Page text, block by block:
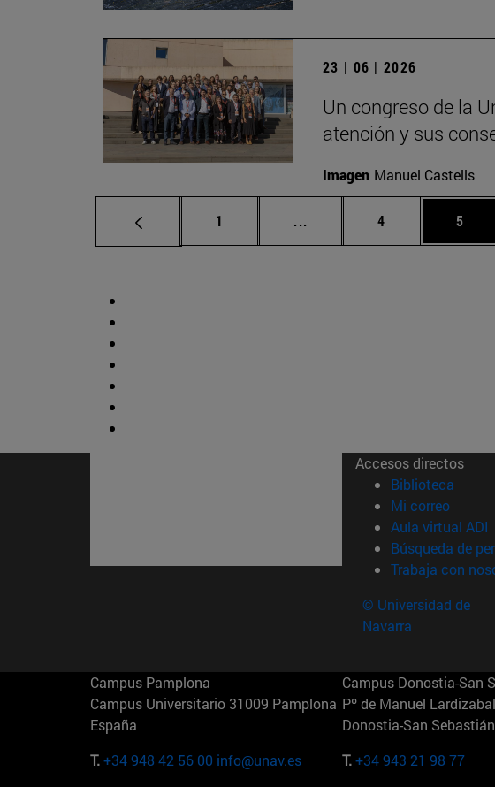
23 | 06 | 2026
Un congreso de la
atención y sus
Imagen Manuel Castells
Página
1 ... Páginas intermedias Use
Página
4 Página
5
Accesos directos
Biblioteca
Mi correo(abre
Aula virtual ADI
Búsqueda de
Trabaja con
© Universidad de
Navarra
Campus Pamplona
Campus Universitario 31009 Pamplona
España
T.+34 948 42 56 00 info@unav.es
Campus Donostia-San
Pº de Manuel
Donostia-San
T.+34 943 21 98 77